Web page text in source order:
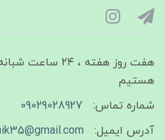
هفت روز هفته ،
هستیم
شماره تماس:
09029028927
آدرس ایمیل: